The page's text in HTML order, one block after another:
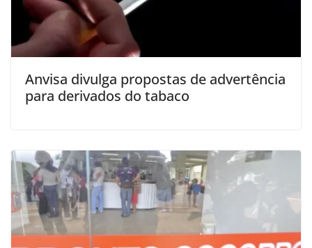
Anvisa divulga propostas de advertência
para derivados do tabaco